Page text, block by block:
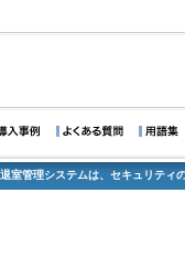
室管理システムは、セキュリティ